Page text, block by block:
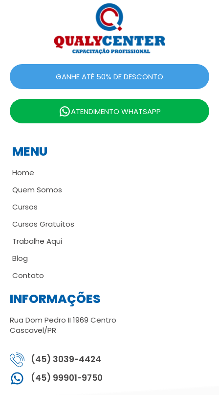
GANHE ATÉ 50% DE DESCONTO
ATENDIMENTO WHATSAPP
MENU
Home
Quem Somos
Cursos
Cursos Gratuitos
Trabalhe Aqui
Blog
Contato
INFORMAÇÕES
Rua Dom Pedro II 1969 Centro
Cascavel/PR
(45) 3039-4424
(45) 99901-9750